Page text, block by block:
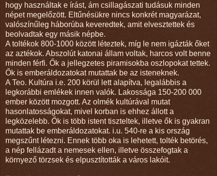
hogy használtak e írást, ám csillagászati tudásuk minden
népet megelőzött. Eltűnésükre nincs konkrét magyarázat,
valószínűleg háborúba keveredtek, amit elvesztettek és
beolvadtak egy másik népbe.
A toltékok 800-1000 között léteztek, míg le nem igázták őket
az aztékok. Abszolút katonai állam voltak, harcos volt benne
minden férfi. Ők a jellegzetes piramisokba oszlopokat tettek.
Ők is emberáldozatokat mutattak be az isteneknek.
A Teo. Kultúra i.e. 200 körül lett alapítva, legalábbis a
legkorábbi emlékek innen valók. Lakossága 150-200 000
ember között mozgott. Az olmék kultúrával mutat
hasonlatosságokat, mivel korban is ehhez állott a
legközelebb. Ők is több istent tiszteltek, illetve ők is gyakran
mutattak be emberáldozatokat. i.u. 540-re a kis ország
megszűnt létezni. Ennek több oka is lehetett, tolték betörés,
a nép fellázadt a nemesek ellen, illetve összefogtak a
környező törzsek és elpusztították a város lakóit.